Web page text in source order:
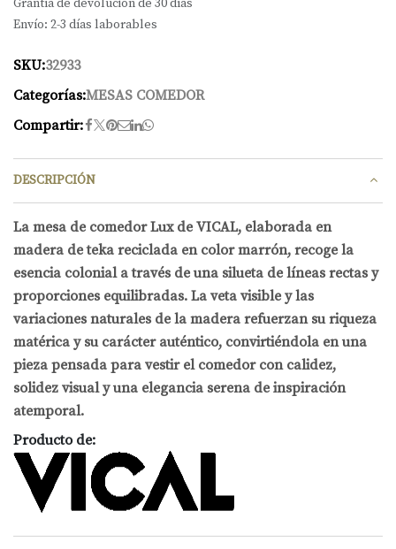
Grantía de devolución de 30 días
Envío: 2-3 días laborables
SKU:32933
Categorías:MESAS COMEDOR
Compartir:
DESCRIPCIÓN
La mesa de comedor Lux de VICAL, elaborada en
madera de teka reciclada en color marrón, recoge la
esencia colonial a través de una silueta de líneas rectas y
proporciones equilibradas. La veta visible y las
variaciones naturales de la madera refuerzan su riqueza
matérica y su carácter auténtico, convirtiéndola en una
pieza pensada para vestir el comedor con calidez,
solidez visual y una elegancia serena de inspiración
atemporal.
Producto de: